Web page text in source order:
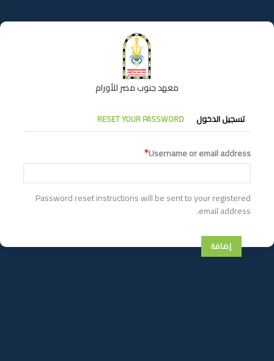
إلى
المحتوى
معهد جنوب مصر للأورام
التبويبات
الأساسية
تسجيل الدخول RESET YOUR PASSWORD
Username or email address
Password reset instructions will be sent to your registered
email address.